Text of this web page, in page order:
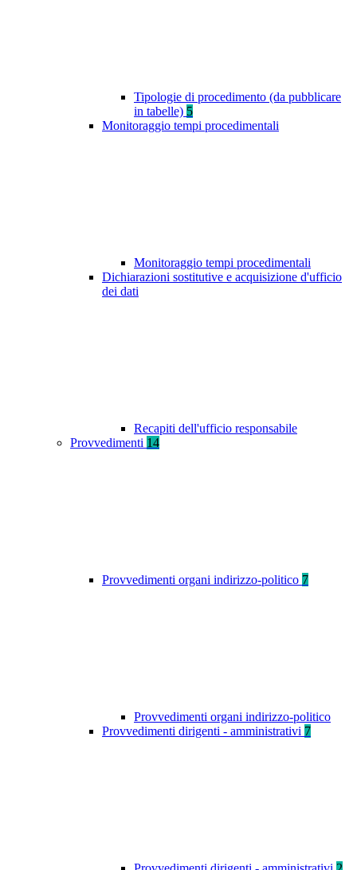
Tipologie di procedimento (da pubblicare
in tabelle) 5
Monitoraggio tempi procedimentali
Monitoraggio tempi procedimentali
Dichiarazioni sostitutive e acquisizione d'ufficio
dei dati
Recapiti dell'ufficio responsabile
Provvedimenti 14
Provvedimenti organi indirizzo-politico 7
Provvedimenti organi indirizzo-politico
Provvedimenti dirigenti - amministrativi 7